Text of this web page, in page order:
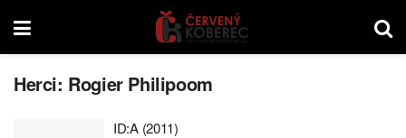
Herci: Rogier Philipoom
ID:A (2011)